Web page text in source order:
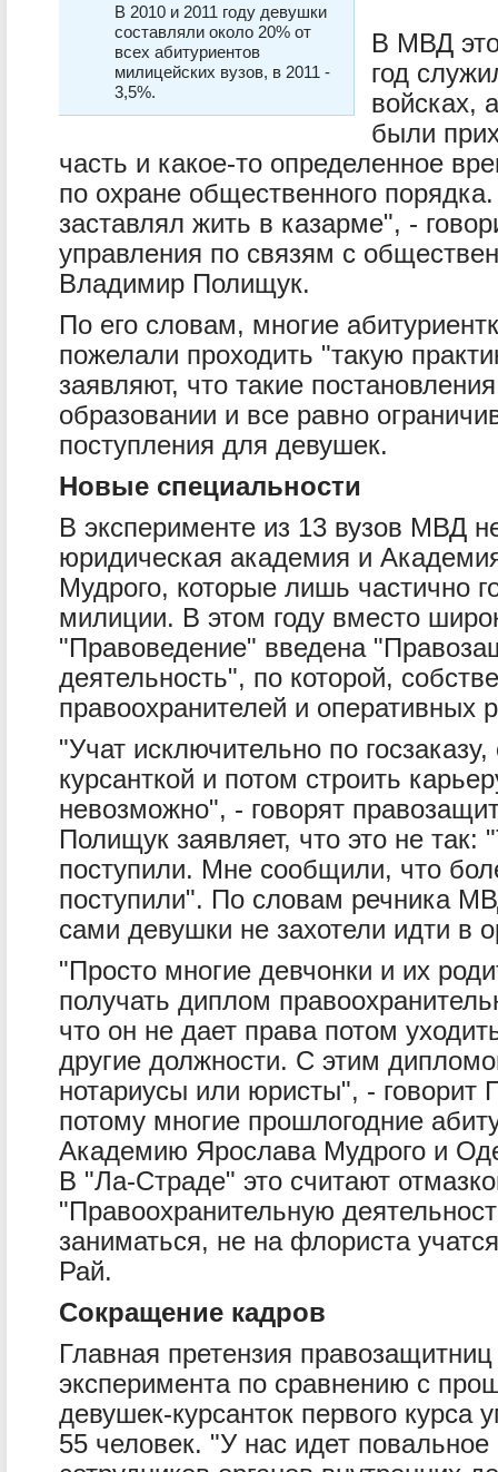
В 2010 и 2011 году девушки
составляли около 20% от
всех абитуриентов
милицейских вузов, в 2011 -
3,5%.
В МВД
год
войсках,
были
часть и какое-то определенное
по охране общественного
заставлял жить в казарме", -
управления по связям с
Владимир Полищук.
По его словам, многие
пожелали проходить "такую
заявляют, что такие
образовании и все равно
поступления для девушек.
Новые специальности
В эксперименте из 13 вузов МВД
юридическая академия и
Мудрого, которые лишь частично
милиции. В этом году вместо
"Правоведение" введена
деятельность", по которой,
правоохранителей и оперативных
"Учат исключительно по
курсанткой и потом строить
невозможно", - говорят
Полищук заявляет, что это не так:
поступили. Мне сообщили, что
поступили". По словам речника
сами девушки не захотели идти в
"Просто многие девчонки и их
получать диплом
что он не дает права потом
другие должности. С этим
нотариусы или юристы", -
потому многие прошлогодние
Академию Ярослава Мудрого и
В "Ла-Страде" это считают
"Правоохранительную
заниматься, не на флориста
Рай.
Сокращение кадров
Главная претензия
эксперимента по сравнению с
девушек-курсанток первого курса
55 человек. "У нас идет